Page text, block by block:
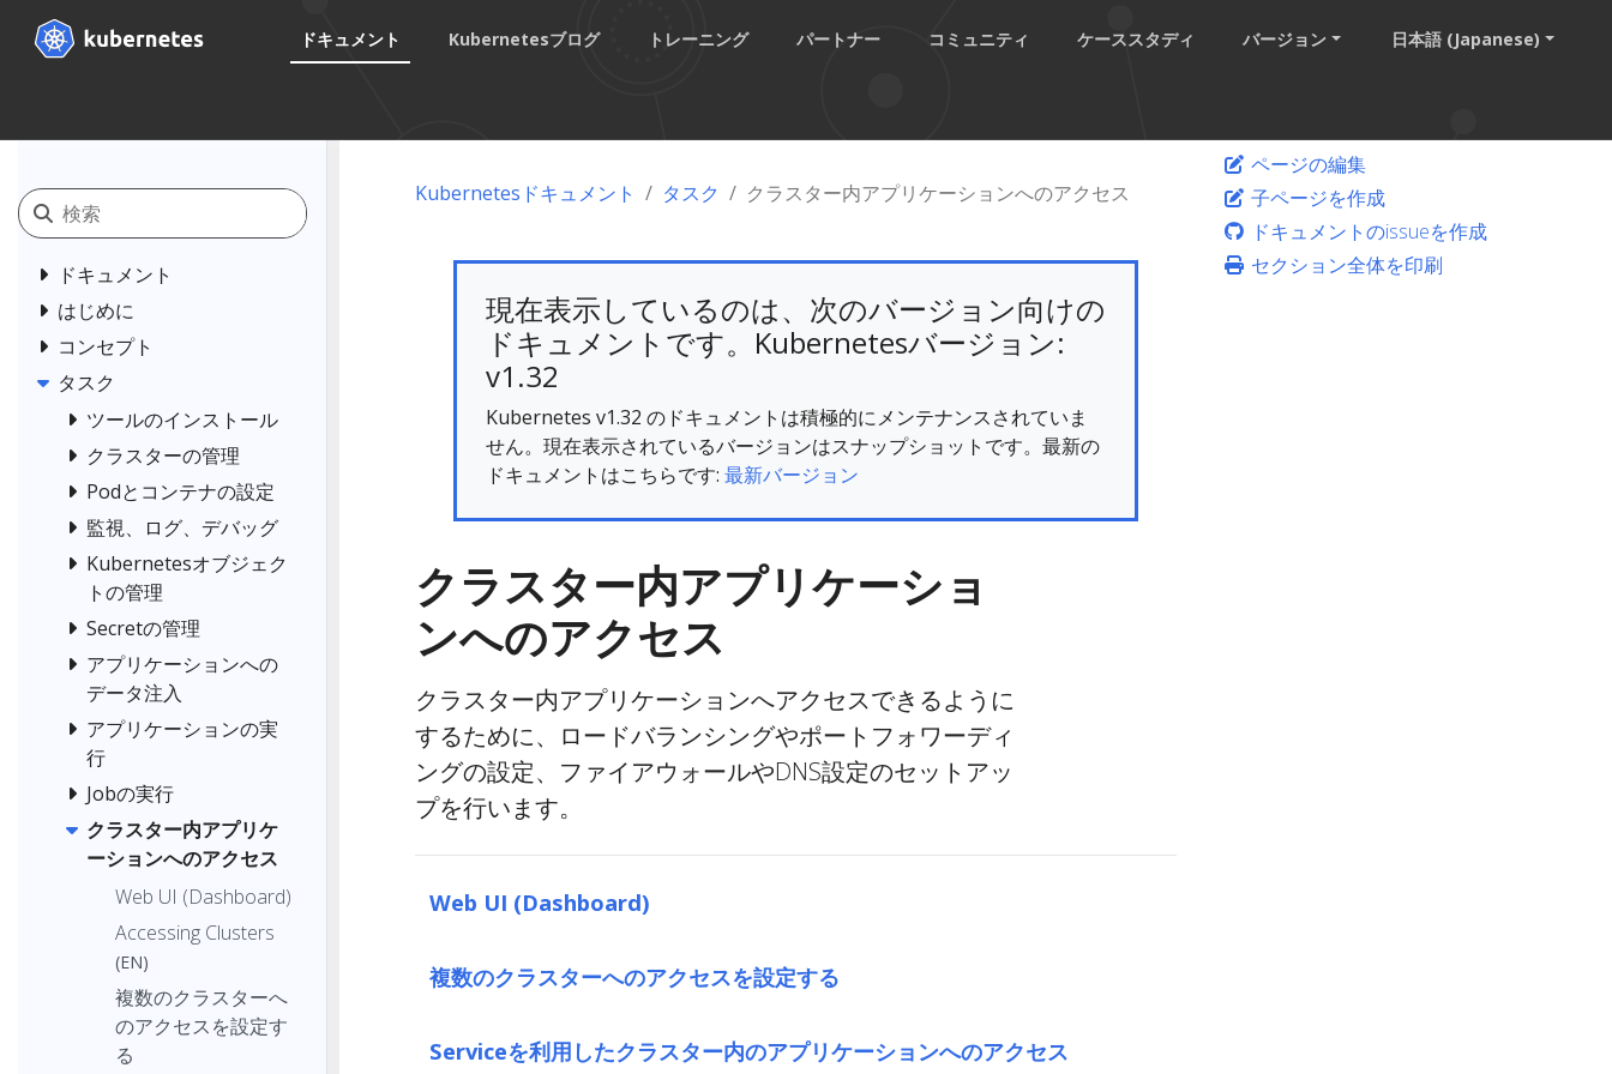
ドキュメント Kubernetesブログ トレーニング パートナー コミュニティ ケーススタディ バージョン 日本語 (Japanese)
ドキュメント
はじめに
コンセプト
タスク
ツールのインストール
クラスターの管理
Podとコンテナの設定
監視、ログ、デバッグ
Kubernetesオブジェク
トの管理
Secretの管理
アプリケーションへの
データ注入
アプリケーションの実
行
Jobの実行
クラスター内アプリケ
ーションへのアクセス
Web UI (Dashboard)
Accessing Clusters
(EN)
複数のクラスターへ
のアクセスを設定す
る
Kubernetesドキュメント タスク クラスター内アプリケーションへのアクセス
現在表示しているのは、次のバージョン向けの
ドキュメントです。Kubernetesバージョン:
v1.32
Kubernetes v1.32 のドキュメントは積極的にメンテナンスされていま
せん。現在表示されているバージョンはスナップショットです。最新の
ドキュメントはこちらです: 最新バージョン
クラスター内アプリケーショ
ンへのアクセス
クラスター内アプリケーションへアクセスできるように
するために、ロードバランシングやポートフォワーディ
ングの設定、ファイアウォールやDNS設定のセットアッ
プを行います。
Web UI (Dashboard)
複数のクラスターへのアクセスを設定する
Serviceを利用したクラスター内のアプリケーションへのアクセス
ページの編集
子ページを作成
ドキュメントのissueを作成
セクション全体を印刷